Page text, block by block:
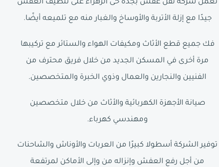
تعمل شركة نقل عفش بجدة حى الزهراء على تنظيف العفش
جيدًا مع إزلة الأتربة والأوساخ والغبار منه مع تلميعه أيضًا.
فك جميع قطع الأثاث ومكيفات الهواء والستائر مع تركيبها
مرة أخرى في المسكن الجديد من خلال فريق محترف من
الفنيين والنجارين والعمال وذوي الخبرة والمتخصصين.
صيانة الأجهزة الكهربائية والأثاث من خلال متخصصين
ومهندسي كهرباء.
توفير الشركة أسطولا كبيرًا من العربات والأوناش والشاحنات
من أجل رفع العفش وإنزاله من وإلى الأماكن لمرتفعة